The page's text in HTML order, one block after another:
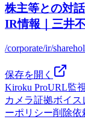
株主等との対
IR情報｜三井
/corporate/ir/
保存を開く
Kiroku ProURL監
カメラ証拠ボイス
ーポリシー削除依